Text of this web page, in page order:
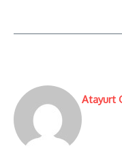
Atayurt